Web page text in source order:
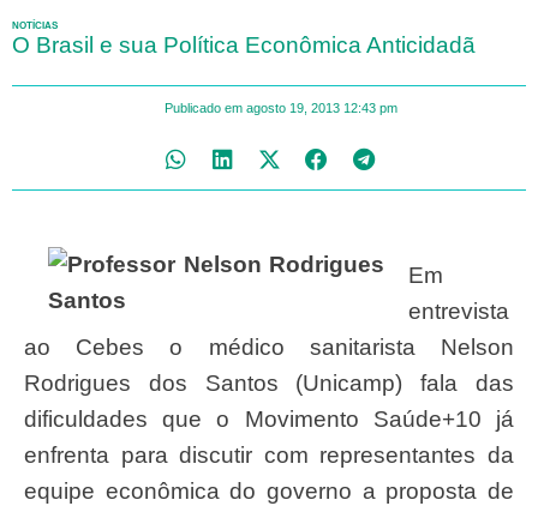
NOTÍCIAS
O Brasil e sua Política Econômica Anticidadã
Publicado em agosto 19, 2013 12:43 pm
Em
entrevista
ao Cebes o médico sanitarista Nelson
Rodrigues dos Santos (Unicamp) fala das
dificuldades que o Movimento Saúde+10 já
enfrenta para discutir com representantes da
equipe econômica do governo a proposta de